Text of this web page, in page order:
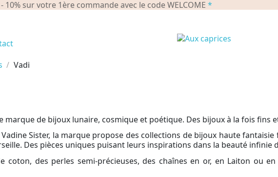
10% sur votre 1ère commande avec le code WELCOME *
Vadi
marque de bijoux lunaire, cosmique et poétique. Des bijoux à la fois fins
Vadine Sister, la marque propose des collections de bijoux haute
Des pièces uniques puisant leurs inspirations dans la beauté infinie
coton, des perles semi-précieuses, des chaînes en or, en Laiton ou